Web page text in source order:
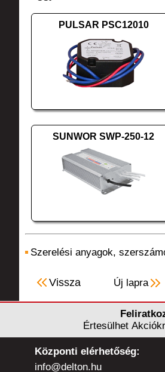
PULSAR PSC12010
SUNWOR SWP-250-12
Szerelési anyagok,
Vissza Új lapra
Értesülhet
Központi elérhetőség:
info@delton.hu